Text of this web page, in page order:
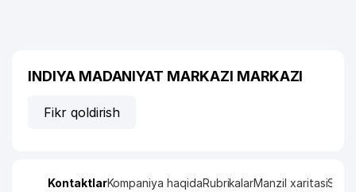
INDIYA MADANIYAT MARKAZI MARKAZI
Fikr qoldirish
KontaktlarKompaniya haqidaRubrikalarManzil xaritasi